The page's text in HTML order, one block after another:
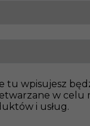
wpisujesz
w
i usług.